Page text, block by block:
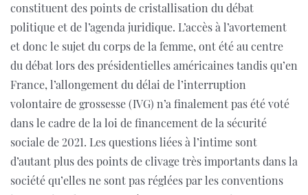
constituent des points de cristallisation du débat
politique et de l’agenda juridique. L’accès à l’avortement
et donc le sujet du corps de la femme, ont été au centre
du débat lors des présidentielles américaines tandis qu’en
France, l’allongement du délai de l’interruption
volontaire de grossesse (IVG) n’a finalement pas été voté
dans le cadre de la loi de financement de la sécurité
sociale de 2021. Les questions liées à l’intime sont
d’autant plus des points de clivage très importants dans la
société qu’elles ne sont pas réglées par les conventions